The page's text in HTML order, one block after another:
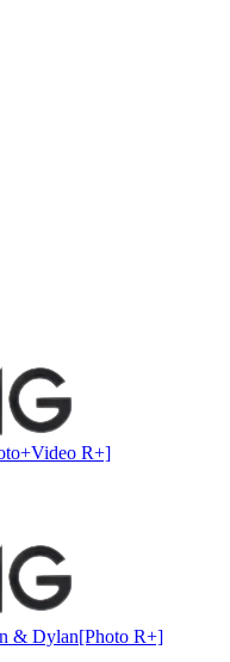
R+]
& Dylan[Photo R+]